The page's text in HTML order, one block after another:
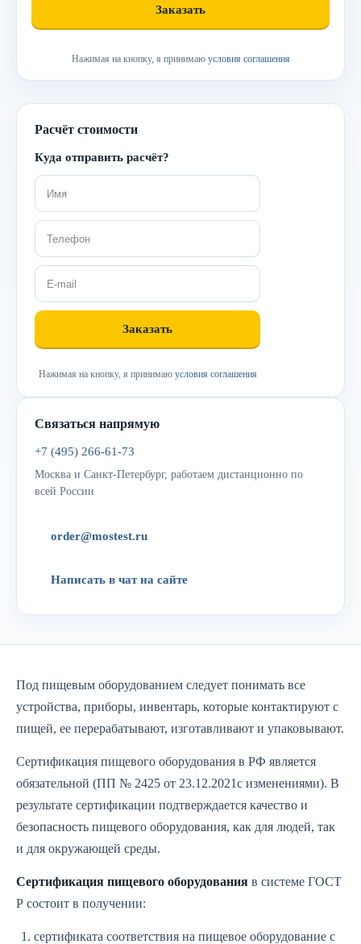
Нажимая на кнопку, я принимаю условия соглашения
Расчёт стоимости
Куда отправить расчёт?
Нажимая на кнопку, я принимаю условия соглашения
Связаться напрямую
+7 (495) 266-61-73
Москва и Санкт-Петербург, работаем дистанционно по
всей России
order@mostest.ru
Написать в чат на сайте
Под пищевым оборудованием следует понимать все
устройства, приборы, инвентарь, которые контактируют с
пищей, ее перерабатывают, изготавливают и упаковывают.
Сертификация пищевого оборудования в РФ является
обязательной (ПП № 2425 от 23.12.2021с изменениями). В
результате сертификации подтверждается качество и
безопасность пищевого оборудования, как для людей, так
и для окружающей среды.
Сертификация пищевого оборудования в системе ГОСТ
Р состоит в получении:
сертификата соответствия на пищевое оборудование с